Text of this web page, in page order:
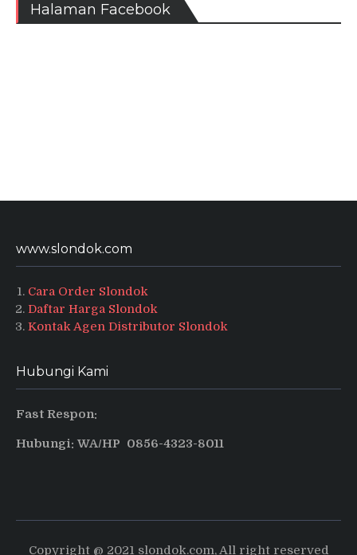
Halaman Facebook
www.slondok.com
Cara Order Slondok
Daftar Harga Slondok
Kontak Agen Distributor Slondok
Hubungi Kami
Fast Respon:
Hubungi: WA/HP 0856-4323-8011
Copyright @ 2021 slondok.com, All right reserved